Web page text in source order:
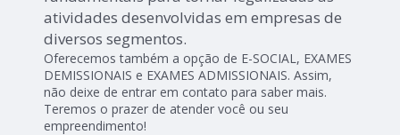
atividades desenvolvidas em empresas de
diversos segmentos.
Oferecemos também a opção de E-SOCIAL, EXAMES
DEMISSIONAIS e EXAMES ADMISSIONAIS. Assim,
não deixe de entrar em contato para saber mais.
Teremos o prazer de atender você ou seu
empreendimento!